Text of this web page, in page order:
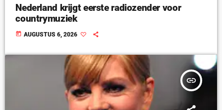
Nederland krijgt eerste radiozender voor
countrymuziek
today AUGUSTUS 6, 2026
insert_link